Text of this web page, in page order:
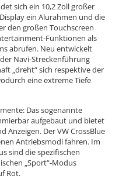
sich ein 10,2 Zoll großer
ein Alurahmen und die
den großen Touchscreen
Funktionen als
abrufen. Neu entwickelt
Navi-Streckenführung
„dreht“ sich respektive der
eine extreme Tiefe
Das sogenannte
aufgebaut und bietet
Anzeigen. Der VW CrossBlue
Antriebsmodi fahren. Im
sind die spezifischen
„Sport“-Modus
Rot.